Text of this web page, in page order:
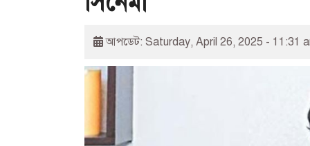
আপডেট: Saturday, April 26, 2025 - 11:31